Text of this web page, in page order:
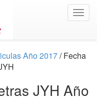
Año 2017/ Fecha
JYH Año